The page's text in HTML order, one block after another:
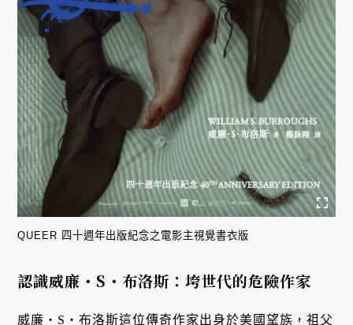
QUEER 四十週年出版紀念之電影主視覺書衣版
認識威廉・S・布洛斯：垮世代的危險作家
威廉・S・布洛斯這位傳奇作家出身於美國望族，祖父